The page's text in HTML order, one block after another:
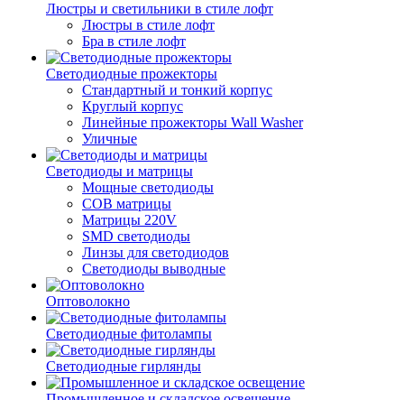
Люстры и светильники в стиле лофт
Люстры в стиле лофт
Бра в стиле лофт
Светодиодные прожекторы
Стандартный и тонкий корпус
Круглый корпус
Линейные прожекторы Wall Washer
Уличные
Светодиоды и матрицы
Мощные светодиоды
COB матрицы
Матрицы 220V
SMD светодиоды
Линзы для светодиодов
Светодиоды выводные
Оптоволокно
Светодиодные фитолампы
Светодиодные гирлянды